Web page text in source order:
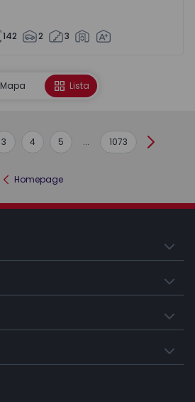
142 2 3
Mapa Lista
3 4 5 ... 1073
Homepage